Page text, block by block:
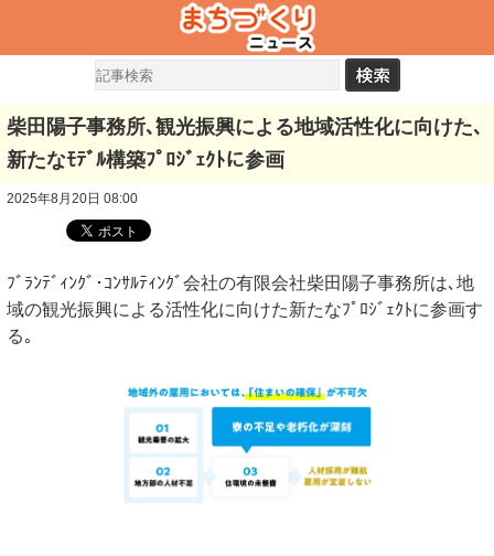
柴田陽子事務所､観光振興による地域活性化に向けた､
新たなﾓﾃﾞﾙ構築ﾌﾟﾛｼﾞｪｸﾄに参画
2025年8月20日 08:00
ﾌﾞﾗﾝﾃﾞｨﾝｸﾞ･ｺﾝｻﾙﾃｨﾝｸﾞ会社の有限会社柴田陽子事務所は､地
域の観光振興による活性化に向けた新たなﾌﾟﾛｼﾞｪｸﾄに参画す
る｡